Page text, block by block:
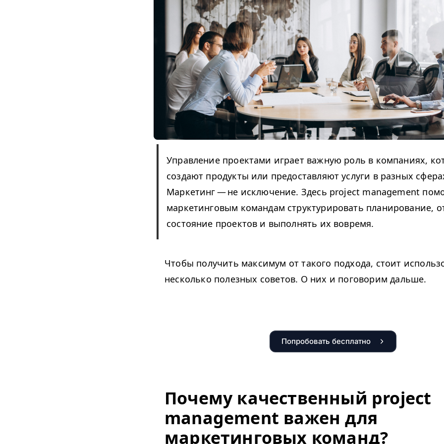
Управление проектами играет важную роль в компаниях,
создают продукты или предоставляют услуги в разных
Маркетинг — не исключение. Здесь project management
маркетинговым командам структурировать планирование,
состояние проектов и выполнять их вовремя.
Чтобы получить максимум от такого подхода, стоит
несколько полезных советов. О них и поговорим дальше.
Попробовать бесплатно
Почему качественный project
management важен для
маркетинговых команд?